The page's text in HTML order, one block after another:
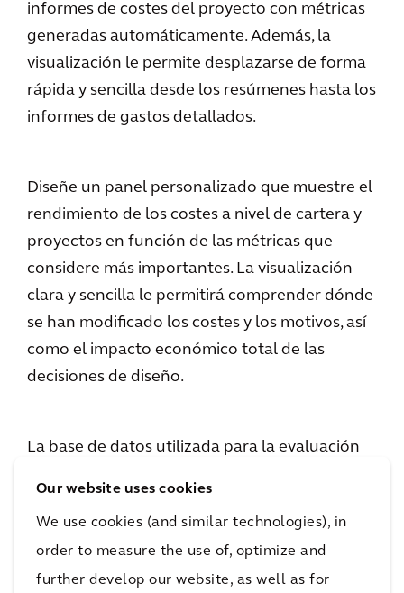
Our website uses cookies
We use cookies (and similar technologies), in
order to measure the use of, optimize and
further develop our website, as well as for
informes de costes del proyecto con métricas
generadas automáticamente. Además, la
visualización le permite desplazarse de forma
rápida y sencilla desde los resúmenes hasta los
informes de gastos detallados.
Diseñe un panel personalizado que muestre el
rendimiento de los costes a nivel de cartera y
proyectos en función de las métricas que
considere más importantes. La visualización
clara y sencilla le permitirá comprender dónde
se han modificado los costes y los motivos, así
como el impacto económico total de las
decisiones de diseño.
La base de datos utilizada para la evaluación
comparaciones métricas de los datos y
ayudará a los diseñadores a aumentar el valor.